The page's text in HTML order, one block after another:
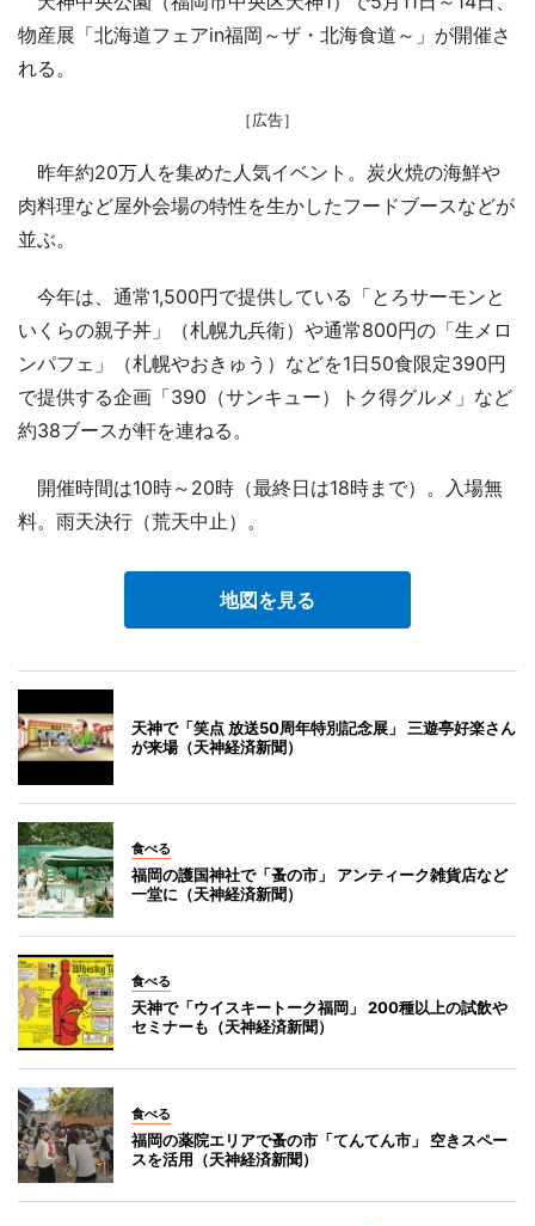
物産展「北海道フェアin福岡～ザ・北海食道～」が開催さ
れる。
［広告］
昨年約20万人を集めた人気イベント。炭火焼の海鮮や
肉料理など屋外会場の特性を生かしたフードブースなどが
並ぶ。
今年は、通常1,500円で提供している「とろサーモンと
いくらの親子丼」（札幌九兵衛）や通常800円の「生メロ
ンパフェ」（札幌やおきゅう）などを1日50食限定390円
で提供する企画「390（サンキュー）トク得グルメ」など
約38ブースが軒を連ねる。
開催時間は10時～20時（最終日は18時まで）。入場無
料。雨天決行（荒天中止）。
地図を見る
天神で「笑点 放送50周年特別記念展」 三遊亭好楽さん
が来場（天神経済新聞）
食べる
福岡の護国神社で「蚤の市」 アンティーク雑貨店など
一堂に（天神経済新聞）
食べる
天神で「ウイスキートーク福岡」 200種以上の試飲や
セミナーも（天神経済新聞）
食べる
福岡の薬院エリアで蚤の市「てんてん市」 空きスペー
スを活用（天神経済新聞）